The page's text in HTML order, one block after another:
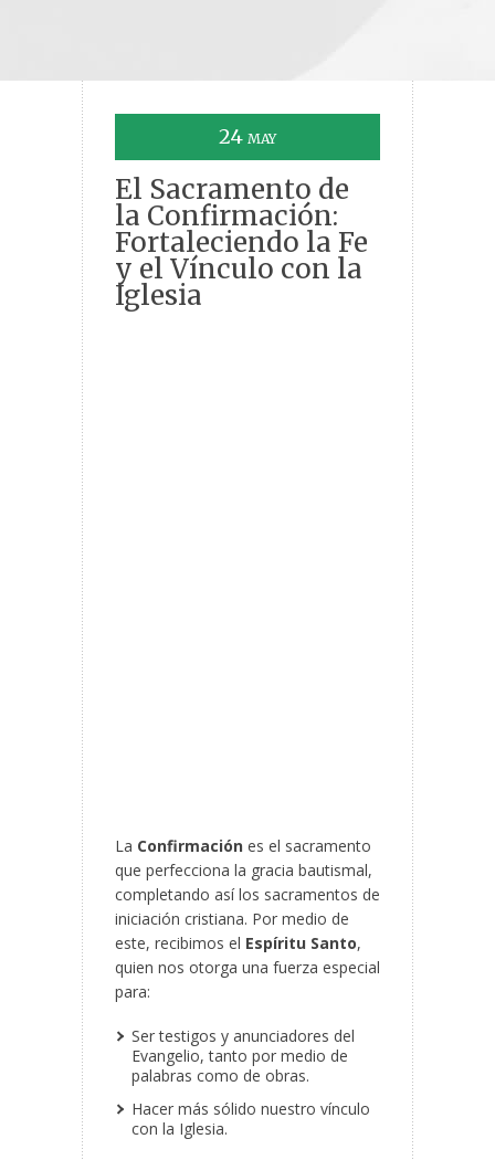
24 MAY
El Sacramento de
la Confirmación:
Fortaleciendo la Fe
y el Vínculo con la
Iglesia
La Confirmación es el sacramento
que perfecciona la gracia bautismal,
completando así los sacramentos de
iniciación cristiana. Por medio de
este, recibimos el Espíritu Santo,
quien nos otorga una fuerza especial
para:
Ser testigos y anunciadores del
Evangelio, tanto por medio de
palabras como de obras.
Hacer más sólido nuestro vínculo
con la Iglesia.